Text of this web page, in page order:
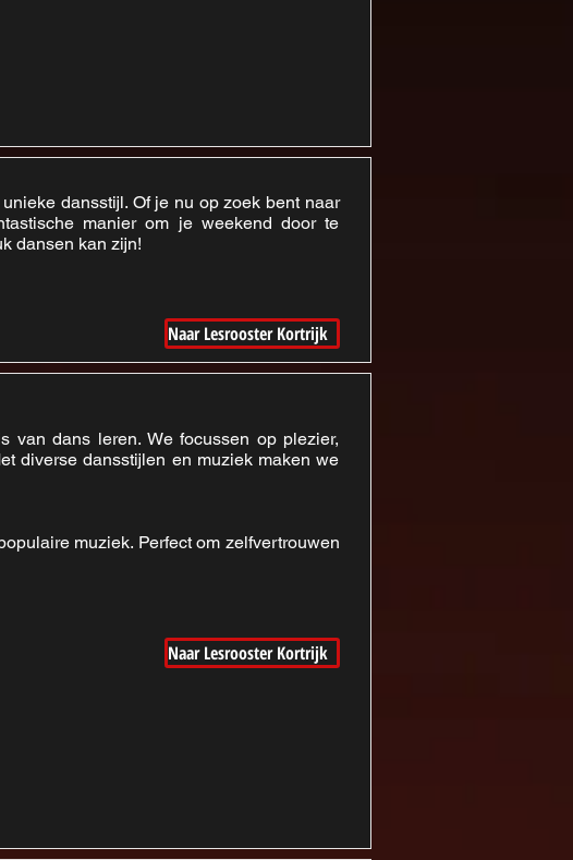
dansstijl. Of je nu op zoek bent naar
manier om je weekend door te
dansen kan zijn!
Naar Lesrooster Kortrijk
van dans leren. We focussen op plezier,
diverse dansstijlen en muziek maken we
muziek. Perfect om zelfvertrouwen
Naar Lesrooster Kortrijk